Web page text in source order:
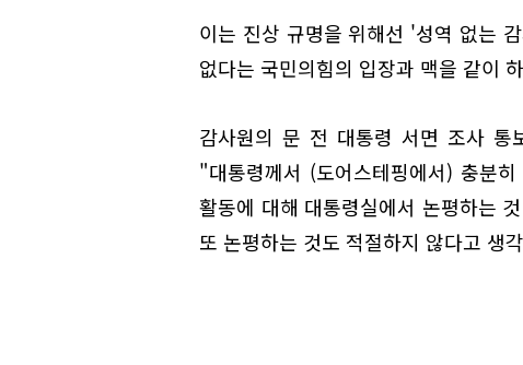
이는 진상 규명을 위해선 '성역 없는
없다는 국민의힘의 입장과 맥을 같이
감사원의 문 전 대통령 서면 조사 통
"대통령께서 (도어스테핑에서) 충분
활동에 대해 대통령실에서 논평하는
또 논평하는 것도 적절하지 않다고 생